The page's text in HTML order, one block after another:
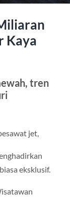
Kaya
tren
jet,
eksklusif.